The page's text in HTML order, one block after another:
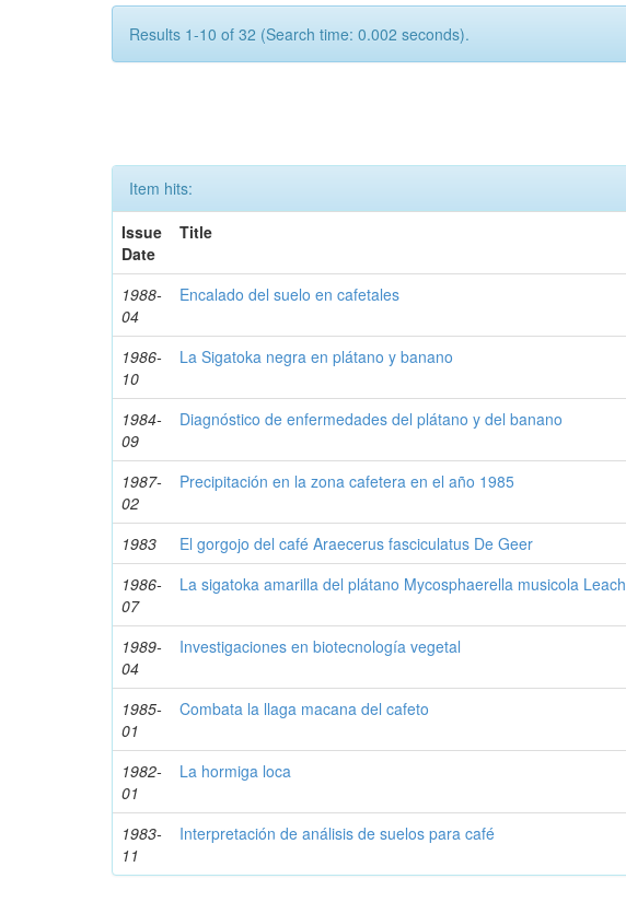
Results 1-10 of 32 (Search time: 0.002 seconds).
Item hits:
Issue
Date
Title
1988-
04
Encalado del suelo en cafetales
1986-
10
La Sigatoka negra en plátano y banano
1984-
09
Diagnóstico de enfermedades del plátano y del banano
1987-
02
Precipitación en la zona cafetera en el año 1985
1983 El gorgojo del café Araecerus fasciculatus De Geer
1986-
07
La sigatoka amarilla del plátano Mycosphaerella musicola Leach
1989-
04
Investigaciones en biotecnología vegetal
1985-
01
Combata la llaga macana del cafeto
1982-
01
La hormiga loca
1983-
11
Interpretación de análisis de suelos para café